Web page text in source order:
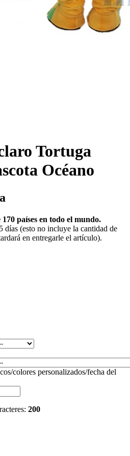
Tortuga
Océano
países en todo el mundo.
días (esto no incluye la cantidad de
en entregarle el artículo).
colores personalizados/fecha del
200